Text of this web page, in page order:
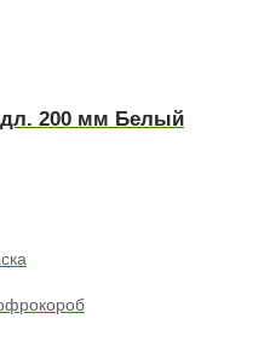
дл. 200 мм Белый